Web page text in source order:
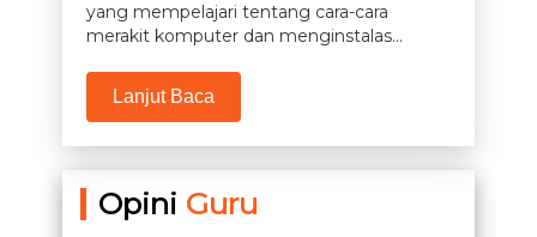
yang mempelajari tentang cara-cara
merakit komputer dan menginstalas...
Lanjut Baca
Opini Guru